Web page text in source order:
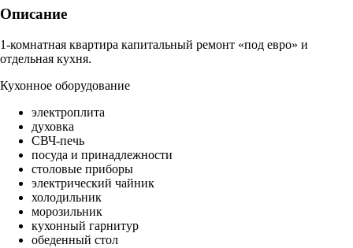
Описание
1-комнатная квартира капитальный ремонт «под евро» и
отдельная кухня.
Кухонное оборудование
электроплита
духовка
СВЧ-печь
посуда и принадлежности
столовые приборы
электрический чайник
холодильник
морозильник
кухонный гарнитур
обеденный стол